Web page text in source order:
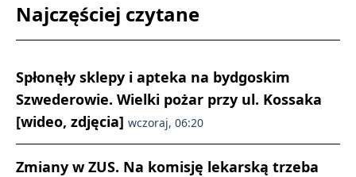
Najczęściej czytane
Spłonęły sklepy i apteka na bydgoskim
Szwederowie. Wielki pożar przy ul. Kossaka
[wideo, zdjęcia] wczoraj, 06:20
Zmiany w ZUS. Na komisję lekarską trzeba